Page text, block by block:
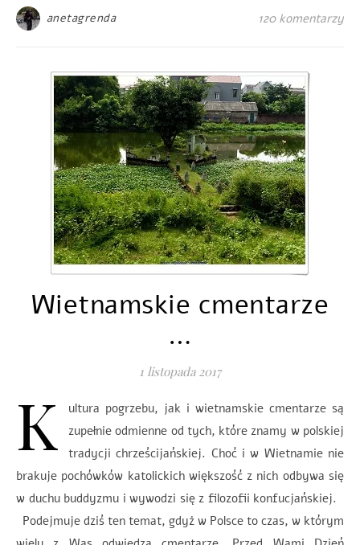
anetagrenda 120 komentarzy
Wietnamskie cmentarze
…
1 listopada 2017
K
ultura pogrzebu, jak i wietnamskie cmentarze są
zupełnie odmienne od tych, które znamy w polskiej
tradycji chrześcijańskiej. Choć i w Wietnamie nie
brakuje pochówków katolickich większość z nich odbywa się
w duchu buddyzmu i wywodzi się z filozofii konfucjańskiej.
Podejmuje dziś ten temat, gdyż w Polsce to czas, w którym